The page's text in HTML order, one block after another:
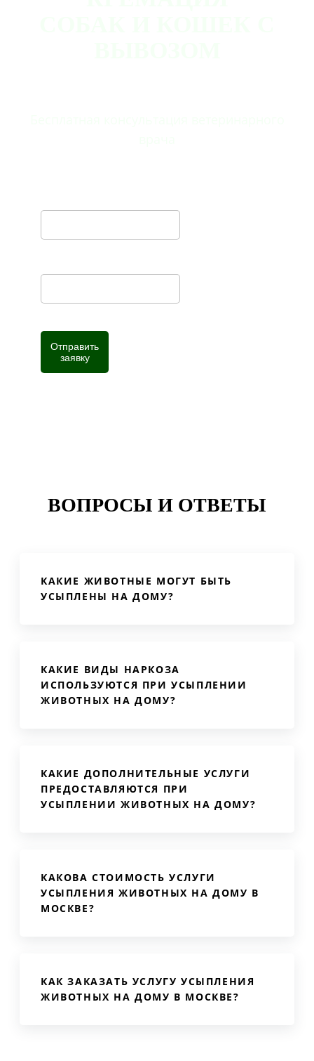
Отправить
заявку
ВОПРОСЫ И ОТВЕТЫ
КАКИЕ ЖИВОТНЫЕ МОГУТ БЫТЬ
УСЫПЛЕНЫ НА ДОМУ?
КАКИЕ ВИДЫ НАРКОЗА
ИСПОЛЬЗУЮТСЯ ПРИ УСЫПЛЕНИИ
ЖИВОТНЫХ НА ДОМУ?
КАКИЕ ДОПОЛНИТЕЛЬНЫЕ УСЛУГИ
ПРЕДОСТАВЛЯЮТСЯ ПРИ
УСЫПЛЕНИИ ЖИВОТНЫХ НА ДОМУ?
КАКОВА СТОИМОСТЬ УСЛУГИ
УСЫПЛЕНИЯ ЖИВОТНЫХ НА ДОМУ В
МОСКВЕ?
КАК ЗАКАЗАТЬ УСЛУГУ УСЫПЛЕНИЯ
ЖИВОТНЫХ НА ДОМУ В МОСКВЕ?